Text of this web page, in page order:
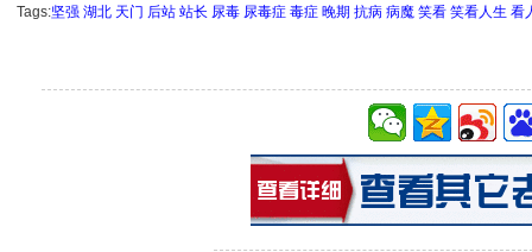
Tags:坚强 湖北 天门 后站 站长 尿毒 尿毒症 毒症 晚期 抗病 病魔 笑看 笑看人生 看